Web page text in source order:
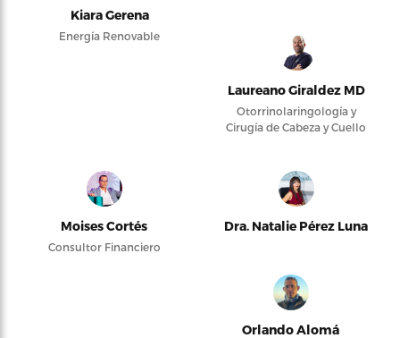
Kiara Gerena
Energía Renovable
Laureano Giraldez MD
Otorrinolaringología y
Cirugía de Cabeza y Cuello
Moises Cortés
Consultor Financiero
Dra. Natalie Pérez Luna
Orlando Alomá